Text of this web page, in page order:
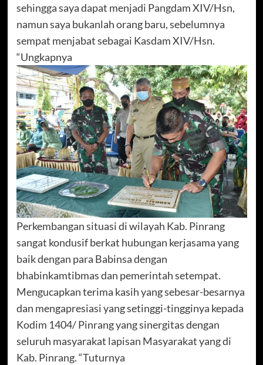
sehingga saya dapat menjadi Pangdam XIV/Hsn,
namun saya bukanlah orang baru, sebelumnya
sempat menjabat sebagai Kasdam XIV/Hsn.
“Ungkapnya
Perkembangan situasi di wilayah Kab. Pinrang
sangat kondusif berkat hubungan kerjasama yang
baik dengan para Babinsa dengan
bhabinkamtibmas dan pemerintah setempat.
Mengucapkan terima kasih yang sebesar-besarnya
dan mengapresiasi yang setinggi-tingginya kepada
Kodim 1404/ Pinrang yang sinergitas dengan
seluruh masyarakat lapisan Masyarakat yang di
Kab. Pinrang. “Tuturnya